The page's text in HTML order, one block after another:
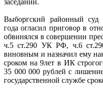
заседаний.
Выборгский районный суд
года огласил приговор в
обвинялся в совершении
ч.5 ст.290 УК РФ, ч.6
виновным и назначил ему
сроком на 9лет в ИК
35 000 000 рублей с
государственной службе